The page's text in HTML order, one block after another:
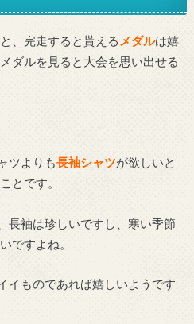
、完走すると貰える メダルは嬉
ダルを見ると大会を思い出せる
ツよりも長袖シャツが欲しいと
とです。
長袖は珍しいですし、寒い季節
ですよね。
イものであれば嬉しいようです